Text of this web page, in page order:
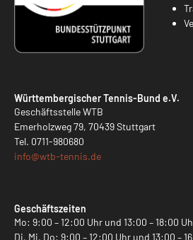
Württembergischer Tennis-Bund e.V.
Geschäftsstelle WTB
Emerholzweg 79, 70439 Stuttgart
Tel. 0711-980680
info@wtb-tennis.de
Geschäftszeiten
Mo: 9:00 – 12:00 Uhr und 13:00 – 18:00
Di, Mi, Do: 9:00 – 12:00 Uhr und 13:00 –